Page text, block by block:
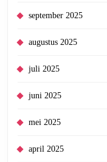
september 2025
augustus 2025
juli 2025
juni 2025
mei 2025
april 2025